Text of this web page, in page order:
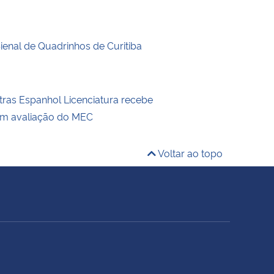
de Quadrinhos de Curitiba
Espanhol Licenciatura recebe
avaliação do MEC
Voltar ao topo